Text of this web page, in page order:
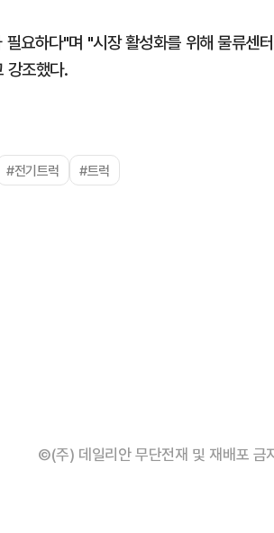
요하다"며 "시장 활성화를 위해 물류센
강조했다.
#전기트럭
#트럭
©(주) 데일리안 무단전재 및 재배포 금